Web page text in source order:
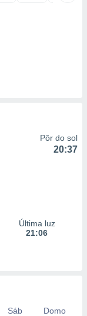
Pôr do sol
20:37
Última luz
21:06
Sáb
Domo